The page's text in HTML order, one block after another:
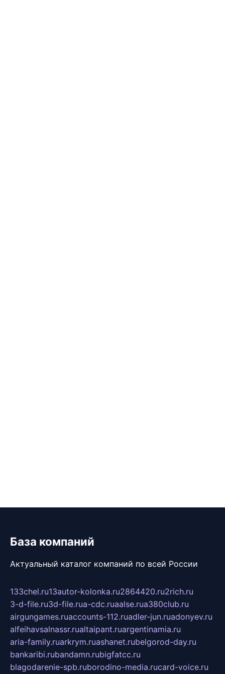
База компаний
Актуальный каталог компаний по всей России
133chel.ru13autor-kolonka.ru2864420.ru2rich.ru
3-d-file.ru3d-file.rua-cdc.ruaalse.rua380club.ru
airgungames.ruaccounts-112.ruadler-jun.ruadonyev.ru
alfeihavsalnassr.rualtaipant.ruargentinamia.ru
aria-family.ruarkrym.ruashanet.rubelgorod-day.ru
bankaribi.rubandamn.rubigfatcc.ru
blagodarenie-spb.ruborodino-media.rucard-voice.ru